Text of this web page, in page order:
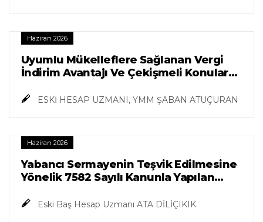
Haziran 2026
Uyumlu Mükelleflere Sağlanan Vergi
İndirim Avantajı Ve Çekişmeli Konulara
ESKİ HESAP UZMANI, YMM ŞABAN ATUÇURAN
Haziran 2026
Yabancı Sermayenin Teşvik Edilmesine
Yönelik 7582 Sayılı Kanunla Yapılan
Eski Baş Hesap Uzmanı ATA DİLİÇIKIK